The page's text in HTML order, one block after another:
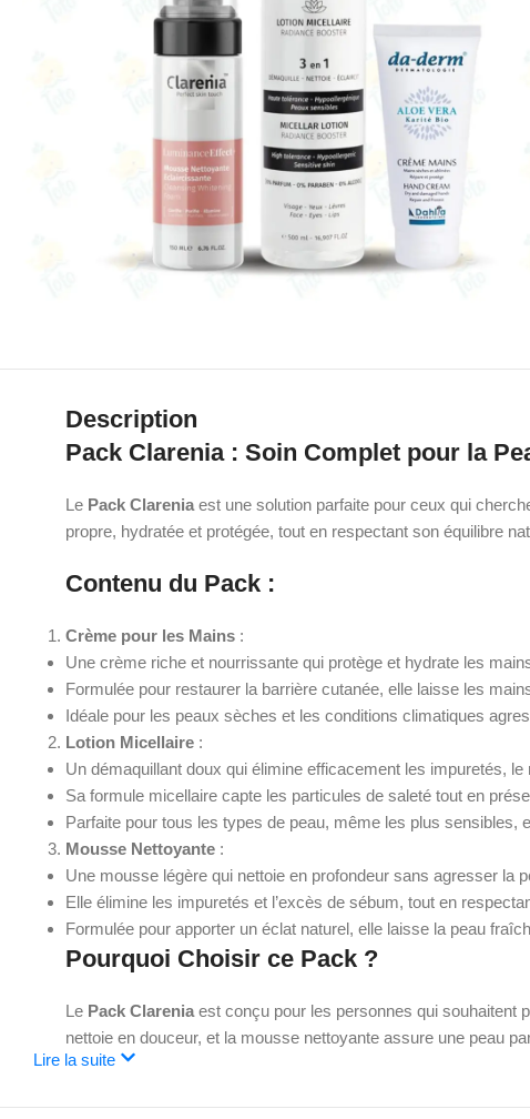
Description
Pack Clarenia : Soin Complet pour la
Le Pack Clarenia est une solution parfaite pour ceux qui
propre, hydratée et protégée, tout en respectant son équilibre
Contenu du Pack :
Crème pour les Mains :
Une crème riche et nourrissante qui protège et hydrate les
Formulée pour restaurer la barrière cutanée, elle laisse les
Idéale pour les peaux sèches et les conditions climatiques
Lotion Micellaire :
Un démaquillant doux qui élimine efficacement les impuretés,
Sa formule micellaire capte les particules de saleté tout en
Parfaite pour tous les types de peau, même les plus sensibles,
Mousse Nettoyante :
Une mousse légère qui nettoie en profondeur sans agresser la
Elle élimine les impuretés et l’excès de sébum, tout en
Formulée pour apporter un éclat naturel, elle laisse la peau
Pourquoi Choisir ce Pack ?
Le Pack Clarenia est conçu pour les personnes qui souhaitent
nettoie en douceur, et la mousse nettoyante assure une peau
Lire la suite